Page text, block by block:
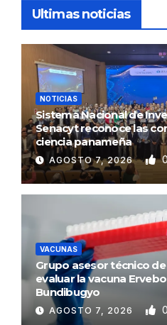
Ultimas noticias
NOTICIAS
Sistema Nacional de
Senacyt reconoce las
ciencia panameña
AGOSTO 7, 2026
VACUNAS
Grupo asesor técnico
evaluar la vacuna
Bundibugyo
AGOSTO 7, 2026 0